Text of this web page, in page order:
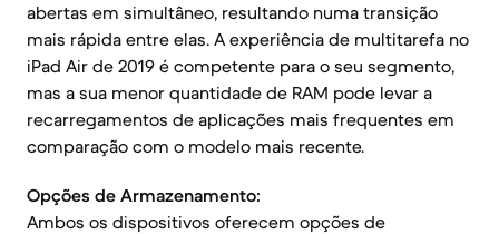
abertas em simultâneo, resultando numa transição
mais rápida entre elas. A experiência de multitarefa no
iPad Air de 2019 é competente para o seu segmento,
mas a sua menor quantidade de RAM pode levar a
recarregamentos de aplicações mais frequentes em
comparação com o modelo mais recente.
Opções de Armazenamento:
Ambos os dispositivos oferecem opções de